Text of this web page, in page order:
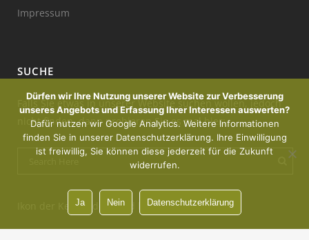
Impressum
SUCHE
Falls Sie etwas in unserer Website suchen wollen, jedoch
nicht finden, dann probieren Sie es mal hier:
Ikon der Kerze : designed by Freepik
Dürfen wir Ihre Nutzung unserer Website zur Verbesserung
unseres Angebots und Erfassung Ihrer Interessen auswerten?
Dafür nutzen wir Google Analytics. Weitere Informationen
finden Sie in unserer Datenschutzerklärung. Ihre Einwilligung
ist freiwillig, Sie können diese jederzeit für die Zukunft
widerrufen.
Ja Nein Datenschutzerklärung